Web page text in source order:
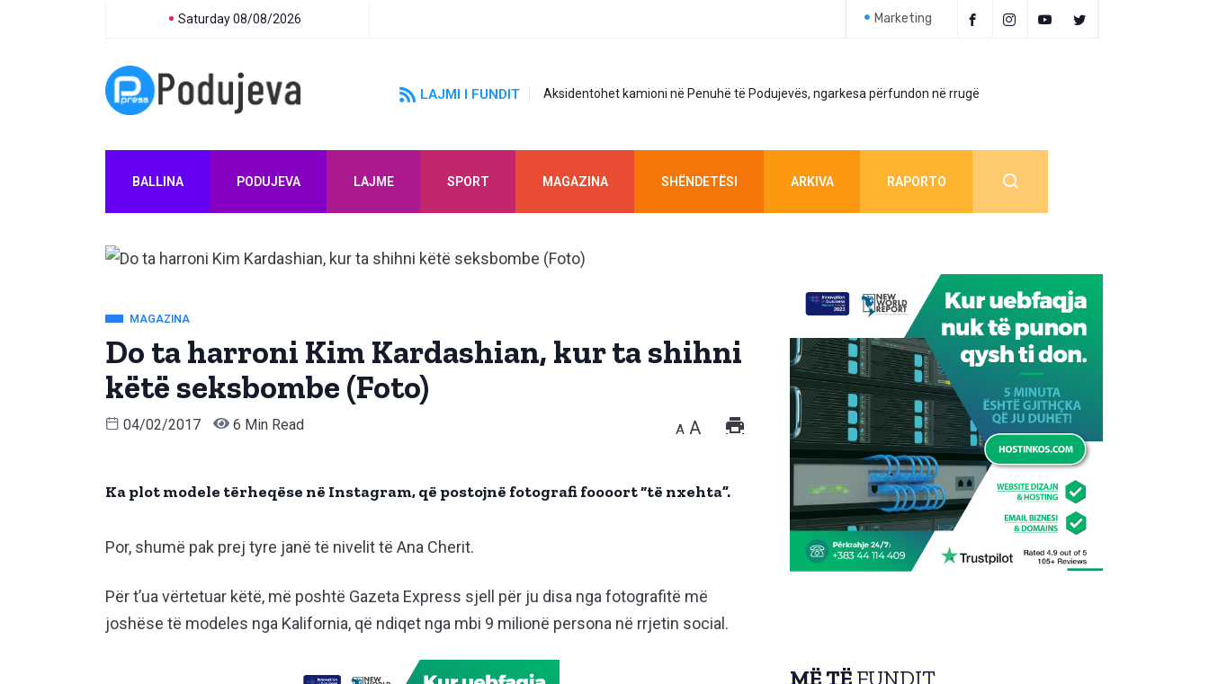
Saturday 08/08/2026 Marketing
LAJMI I FUNDIT Aksidentohet kamioni në Penuhë të Podujevës, ngarkesa përfundon në rrugë
BALLINA PODUJEVA LAJME SPORT MAGAZINA SHËNDETËSI ARKIVA RAPORTO
MAGAZINA
Do ta harroni Kim Kardashian, kur ta shihni
këtë seksbombe (Foto)
04/02/2017 6 Min Read A A
Ka plot modele tërheqëse në Instagram, që postojnë fotografi foooort “të nxehta”.
Por, shumë pak prej tyre janë të nivelit të Ana Cherit.
Për t’ua vërtetuar këtë, më poshtë Gazeta Express sjell për ju disa nga fotografitë më
joshëse të modeles nga Kalifornia, që ndiqet nga mbi 9 milionë persona në rrjetin social.
MË TËFUNDIT